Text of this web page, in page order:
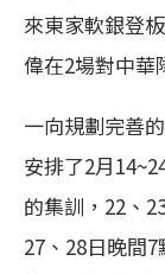
來東家軟銀登
偉在2場對中華
一向規劃完善
安排了2月
的集訓，22、
27、28日晚間